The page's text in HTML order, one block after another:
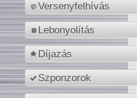
Versenyfelhívás
Lebonyolítás
Díjazás
Szponzorok